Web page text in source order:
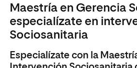
Maestría en Gerencia
especialízate en
Sociosanitaria
Especialízate con la